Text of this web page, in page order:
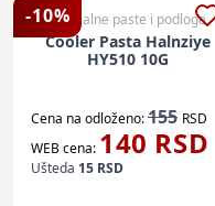
-10%
Termalne paste i podloge
Cooler Pasta Halnziye
HY510 10G
Cena na odloženo:155 RSD
WEB cena: 140 RSD
Ušteda 15 RSD